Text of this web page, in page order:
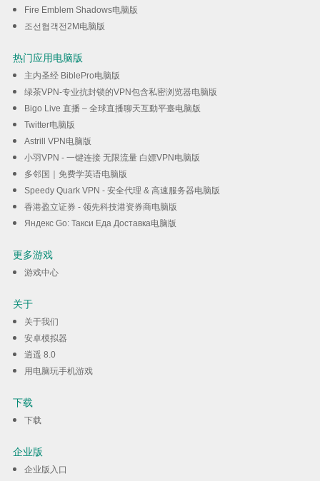
Fire Emblem Shadows电脑版
조선협객전2M电脑版
热门应用电脑版
主内圣经 BiblePro电脑版
绿茶VPN-专业抗封锁的VPN包含私密浏览器电脑版
Bigo Live 直播 – 全球直播聊天互動平臺电脑版
Twitter电脑版
Astrill VPN电脑版
小羽VPN - 一键连接 无限流量 白嫖VPN电脑版
多邻国｜免费学英语电脑版
Speedy Quark VPN - 安全代理 & 高速服务器电脑版
香港盈立证券 - 领先科技港资券商电脑版
Яндекс Go: Такси Еда Доставка电脑版
更多游戏
游戏中心
关于
关于我们
安卓模拟器
逍遥 8.0
用电脑玩手机游戏
下载
下载
企业版
企业版入口